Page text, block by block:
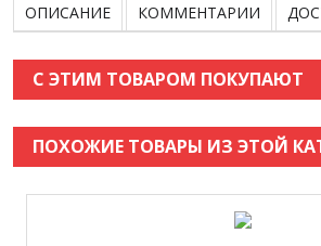
ОПИСАНИЕ КОММЕНТАРИИ
С ЭТИМ ТОВАРОМ ПОКУПАЮТ
ПОХОЖИЕ ТОВАРЫ ИЗ ЭТОЙ